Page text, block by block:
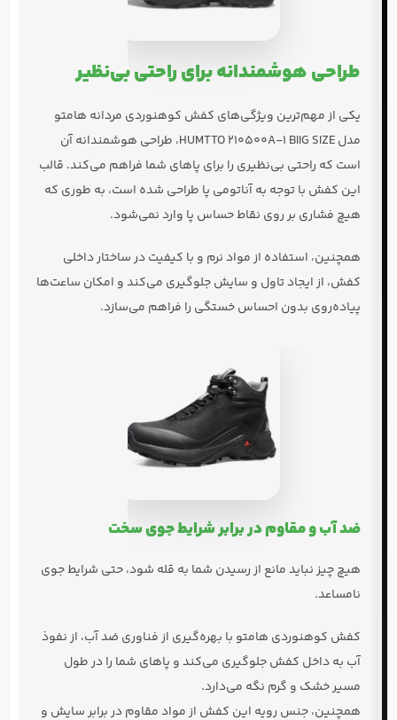
طراحی هوشمندانه برای راحتی بی‌نظیر
یکی از مهم‌ترین ویژگی‌های کفش کوهنوردی مردانه هامتو
مدل HUMTTO 210500A-1 BIIG SIZE
، طراحی هوشمندانه آن
است که راحتی بی‌نظیری را برای پاهای شما فراهم می‌کند. قالب
این کفش با توجه بهآناتومی پا طراحی شده است، به طوری که
هیچ فشاری بر روی نقاط حساس پا وارد نمی‌شود.
همچنین، استفاده از مواد نرم و با کیفیت در ساختار داخلی
کفش، از ایجادتاول و سایشجلوگیری می‌کند و امکان ساعت‌ها
پیاده‌روی بدون احساس خستگی را فراهم می‌سازد.
ضد آب و مقاوم در برابر شرایط جوی سخت
هیچ چیز نباید مانع از رسیدن شما به قله شود، حتی شرایط جوی
نامساعد.
کفش کوهنوردی هامتو با بهره‌گیری از فناوری ضد آب، از نفوذ
آب به داخل کفش جلوگیری می‌کند و پاهای شما را در طول
مسیر خشک و گرم نگه می‌دارد.
همچنین، جنس رویه این کفش از مواد مقاوم در برابر سایش و